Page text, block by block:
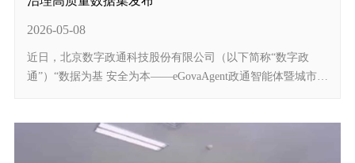
2026-05-08
近日，北京数字政通科技股份有限公司（以下简称“数字政
通”）“数据为基 安全为本——eGovaAgent政通智能体暨城市治